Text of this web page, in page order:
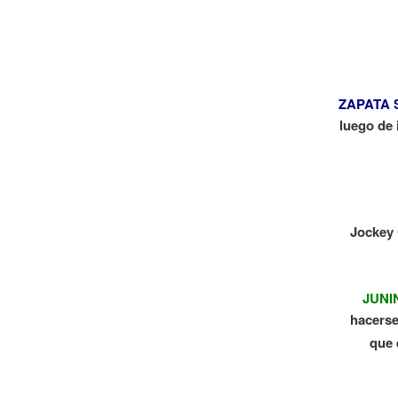
ZAPATA
luego
Jockey
que